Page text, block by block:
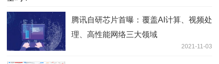
腾讯自研芯片首曝：覆盖AI计算、视频处
理、高性能网络三大领域
2021-11-03